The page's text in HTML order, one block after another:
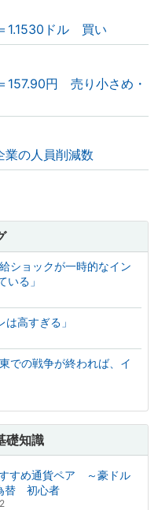
1.1530ドル 買い
157.90円 売り小さめ・
の人員削減数
ショックが一時的なイン
いる」
は高すぎる」
での戦争が終われば、イ
礎知識
すすめ通貨ペア ～豪ドル
替 初心者